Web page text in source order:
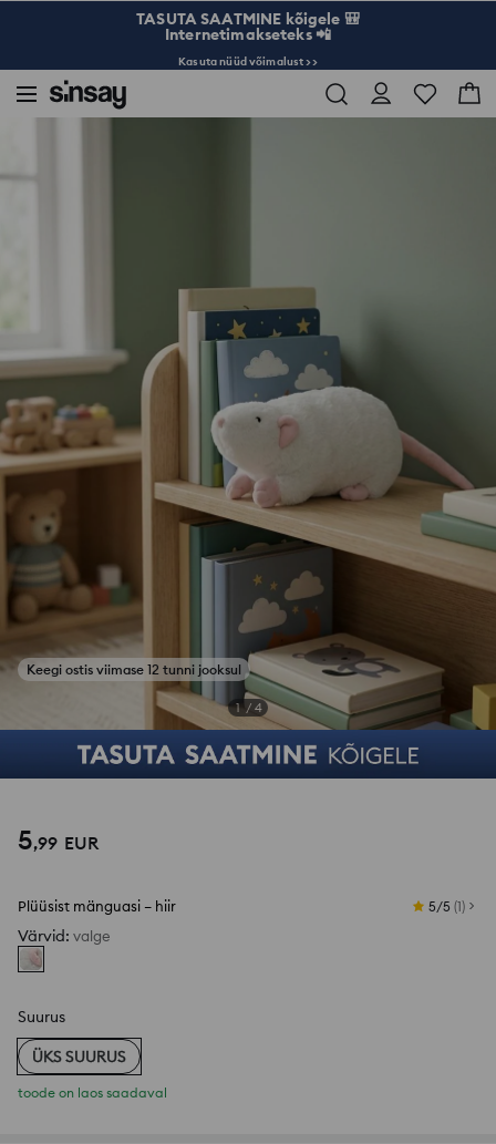
TASUTA SAATMINE kõigele 🎒
Internetimakseteks 📲
Kasuta nüüd võimalust >>
1 / 4
5,99 EUR
Plüüsist mänguasi – hiir 5/5 (1)
Värvid: valge
Suurus
ÜKS SUURUS
toode on laos saadaval